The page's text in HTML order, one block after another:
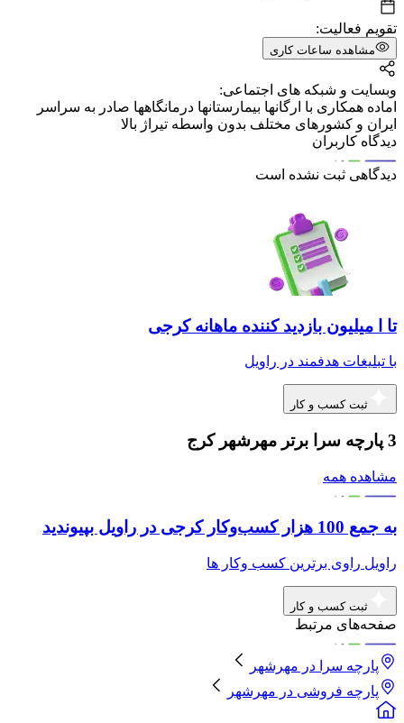
تقویم فعالیت:
مشاهده ساعات کاری
وبسایت و شبکه های اجتماعی:
اماده همکاری با ارگانها بیمارستانها درمانگاهها صادر به سراسر
ایران و کشورهای مختلف بدون واسطه تیراژ بالا
دیدگاه کاربران
دیدگاهی ثبت نشده است
تا ا میلیون بازدید کننده ماهانه کرجی
با تبلیغات هدفمند در راویل
ثبت کسب و کار
3 پارچه سرا برتر مهرشهر کرج
مشاهده همه
به جمع 100 هزار کسب‌وکار کرجی در راویل بپیوندید
راویل راوی برترین کسب وکار ها
ثبت کسب و کار
صفحه‌های مرتبط
پارچه سرا در مهرشهر
پارچه فروشی در مهرشهر